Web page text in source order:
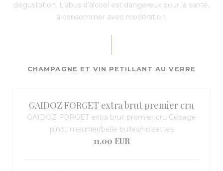
dégustation. L’abus d’alcool est dangereux pour la santé,
à consommer avec modération.
CHAMPAGNE ET VIN PETILLANT AU VERRE
GAIDOZ FORGET extra brut premier cru
GAIDOZ FORGET extra brut premier cru Cépage
pinot meunier/belle bulles/noisettes
11,00 EUR